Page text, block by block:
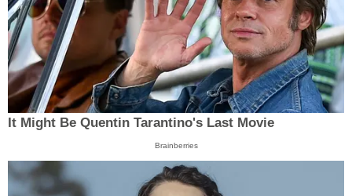
It Might Be Quentin Tarantino's Last Movie
Brainberries